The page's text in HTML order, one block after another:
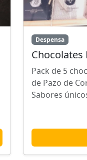
Despensa
Chocolates
Pack de 5
de Pazo de
Sabores